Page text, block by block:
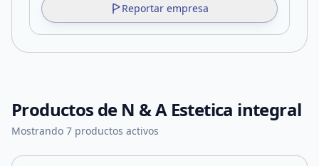
Reportar empresa
Productos de N & A Estetica integral
Mostrando 7 productos activos